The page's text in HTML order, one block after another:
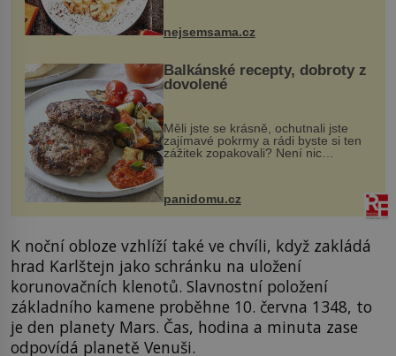
pokrmy, které rozhodně st...
nejsemsama.cz
Balkánské recepty, dobroty z
dovolené
Měli jste se krásně, ochutnali jste
zajímavé pokrmy a rádi byste si ten
zážitek zopakovali? Není nic
snazšího. Pljeskavica (10 porcí)
Možná jste ji ochutnali na dovolené v
panidomu.cz
K noční obloze vzhlíží také ve chvíli, když zakládá
hrad Karlštejn jako schránku na uložení
korunovačních klenotů. Slavnostní položení
základního kamene proběhne 10. června 1348, to
je den planety Mars. Čas, hodina a minuta zase
odpovídá planetě Venuši.